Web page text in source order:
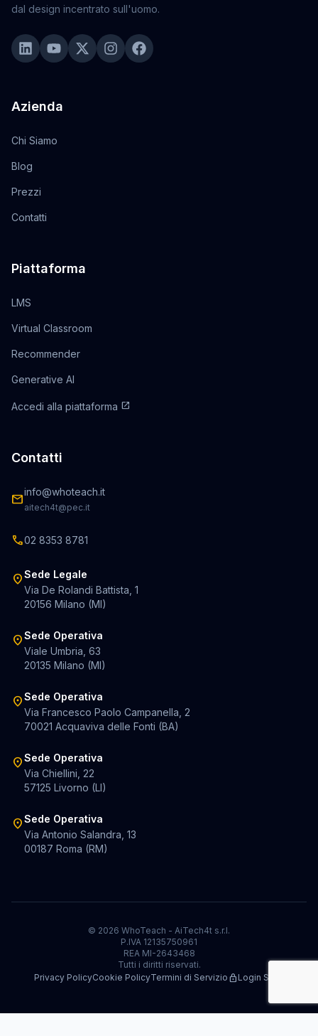
dal design incentrato sull'uomo.
Azienda
Chi Siamo
Blog
Prezzi
Contatti
Piattaforma
LMS
Virtual Classroom
Recommender
Generative AI
Accedi alla piattaforma open_in_new
Contatti
mailinfo@whoteach.it
aitech4t@pec.it
call02 8353 8781
location_onSede Legale
Via De Rolandi Battista, 1
20156 Milano (MI)
location_onSede Operativa
Viale Umbria, 63
20135 Milano (MI)
location_onSede Operativa
Via Francesco Paolo Campanella, 2
70021 Acquaviva delle Fonti (BA)
location_onSede Operativa
Via Chiellini, 22
57125 Livorno (LI)
location_onSede Operativa
Via Antonio Salandra, 13
00187 Roma (RM)
© 2026 WhoTeach - AiTech4t s.r.l.
P.IVA 12135750961
REA MI-2643468
Tutti i diritti riservati.
Privacy PolicyCookie PolicyTermini di Servizio lock Login Staff